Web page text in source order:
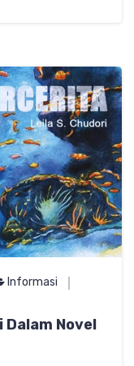
Informasi
Novel